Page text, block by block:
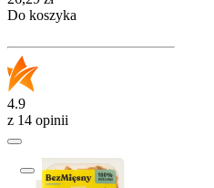
Do koszyka
4.9
z 14 opinii